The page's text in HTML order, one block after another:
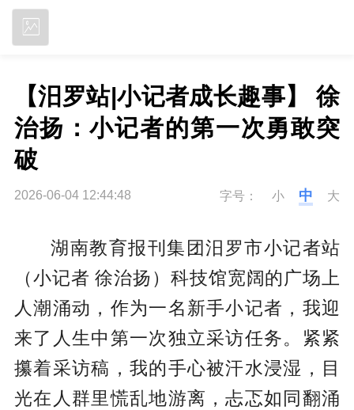
【汨罗站|小记者成长趣事】 徐
治扬：小记者的第一次勇敢突
破
2026-06-04 12:44:48 字号： 小 中 大
湖南教育报刊集团汨罗市小记者站
（小记者 徐治扬）科技馆宽阔的广场上
人潮涌动，作为一名新手小记者，我迎
来了人生中第一次独立采访任务。紧紧
攥着采访稿，我的手心被汗水浸湿，目
光在人群里慌乱地游离，忐忑如同翻涌